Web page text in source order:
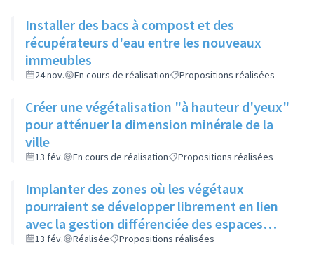
Installer des bacs à compost et des
récupérateurs d'eau entre les nouveaux
immeubles
24 nov. En cours de réalisation Propositions réalisées
Créer une végétalisation "à hauteur d'yeux"
pour atténuer la dimension minérale de la
ville
13 fév. En cours de réalisation Propositions réalisées
Implanter des zones où les végétaux
pourraient se développer librement en lien
avec la gestion différenciée des espaces
verts
13 fév. Réalisée Propositions réalisées